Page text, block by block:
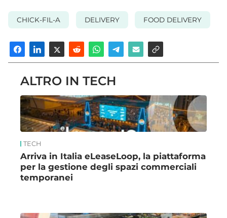
CHICK-FIL-A DELIVERY FOOD DELIVERY
ALTRO IN TECH
TECH
Arriva in Italia eLeaseLoop, la piattaforma
per la gestione degli spazi commerciali
temporanei